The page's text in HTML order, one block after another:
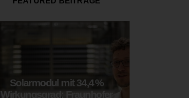
Solarmodul mit 34,4 %
Wirkungsgrad: Fraunhofer